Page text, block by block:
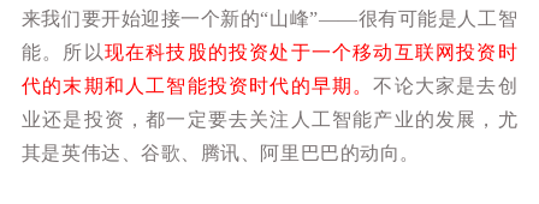
来我们要开始迎接一个新的“山峰”——很有可能是人工智
能。所以现在科技股的投资处于一个移动互联网投资时
代的末期和人工智能投资时代的早期。不论大家是去创
业还是投资，都一定要去关注人工智能产业的发展，尤
其是英伟达、谷歌、腾讯、阿里巴巴的动向。